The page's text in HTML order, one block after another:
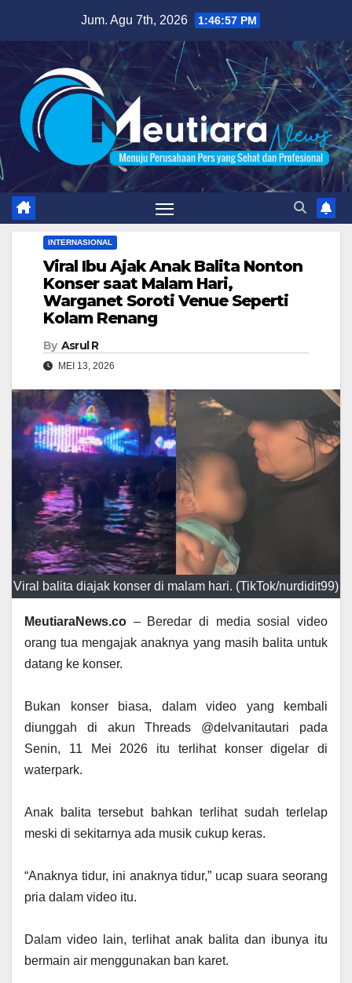
content
Jum. Agu 7th, 2026 1:46:59 PM
INTERNASIONAL
Viral Ibu Ajak Anak Balita Nonton
Konser saat Malam Hari,
Warganet Soroti Venue Seperti
Kolam Renang
By Asrul R
MEI 13, 2026
Viral balita diajak konser di malam hari. (TikTok/nurdidit99)
MeutiaraNews.co – Beredar di media sosial video
orang tua mengajak anaknya yang masih balita untuk
datang ke konser.
‎Bukan konser biasa, dalam video yang kembali
diunggah di akun Threads @delvanitautari pada
Senin, 11 Mei 2026 itu terlihat konser digelar di
waterpark.
‎Anak balita tersebut bahkan terlihat sudah terlelap
meski di sekitarnya ada musik cukup keras.
‎“Anaknya tidur, ini anaknya tidur,” ucap suara seorang
pria dalam video itu.
‎Dalam video lain, terlihat anak balita dan ibunya itu
bermain air menggunakan ban karet.